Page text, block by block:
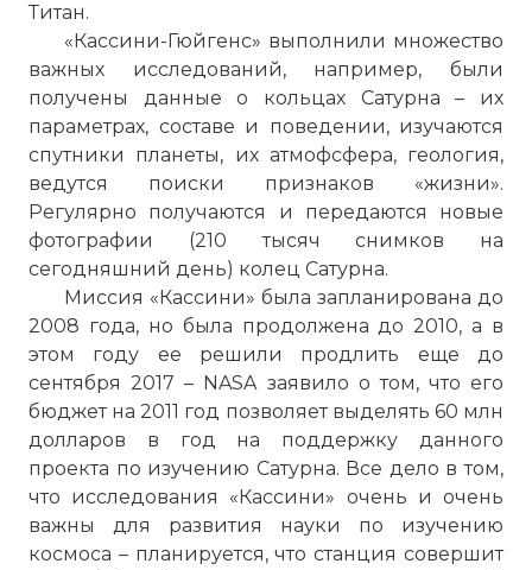
Титан.
«Кассини-Гюйгенс» выполнили множество
важных исследований, например, были
получены данные о кольцах Сатурна – их
параметрах, составе и поведении, изучаются
спутники планеты, их атмофсфера, геология,
ведутся поиски признаков «жизни».
Регулярно получаются и передаются новые
фотографии (210 тысяч снимков на
сегодняшний день) колец Сатурна.
Миссия «Кассини» была запланирована до
2008 года, но была продолжена до 2010, а в
этом году ее решили продлить еще до
сентября 2017 – NASA заявило о том, что его
бюджет на 2011 год позволяет выделять 60 млн
долларов в год на поддержку данного
проекта по изучению Сатурна. Все дело в том,
что исследования «Кассини» очень и очень
важны для развития науки по изучению
космоса – планируется, что станция совершит